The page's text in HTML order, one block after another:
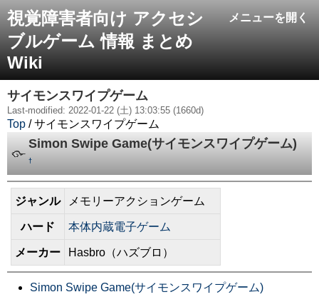
メニューを開く
視覚障害者向け アクセシ
ブルゲーム 情報 まとめ
Wiki
サイモンスワイプゲーム
Last-modified: 2022-01-22 (土) 13:03:55 (1660d)
Top / サイモンスワイプゲーム
Simon Swipe Game(サイモンスワイプゲーム)
†
ジャンル メモリーアクションゲーム
ハード 本体内蔵電子ゲーム
メーカー Hasbro（ハズブロ）
Simon Swipe Game(サイモンスワイプゲーム)